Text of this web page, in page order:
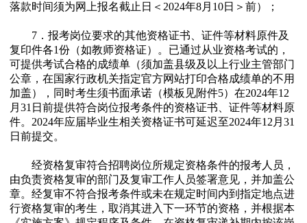
落款时间须为网上报名截止日＜2024年8月10日＞前）；
7．报考岗位要求的其他资格证书、证件等材料原件及
复印件各1份（如教师资格证）。已通过从业资格考试的，
可提供考试合格的成绩单（须加盖县级及以上行业主管部门
公章，在国家行政机关指定官方网站打印合格成绩单的不用
加盖），同时考生须书面承诺（模板见附件5）在2024年12
月31日前提供符合岗位报考条件的资格证书、证件等材料原
件。2024年应届毕业生相关资格证书可延迟至2024年12月31
日前提交。
经资格复审符合招聘岗位所规定资格条件的报考人员，
由负责资格复审的部门及复审工作人员签署意见，并加盖公
章。经复审不符合报考条件或未在规定时间内到指定地点进
行资格复审的考生，取消其进入下一环节的资格，并根据本